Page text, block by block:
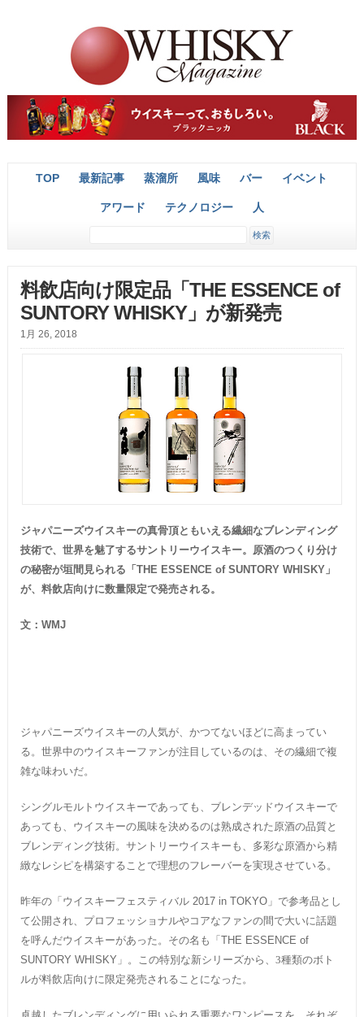
TOP 最新記事 蒸溜所 風味 バー イベント
アワード テクノロジー 人
料飲店向け限定品「THE ESSENCE of
SUNTORY WHISKY」が新発売
1月 26, 2018
ジャパニーズウイスキーの真骨頂ともいえる繊細なブレンディング
技術で、世界を魅了するサントリーウイスキー。原酒のつくり分け
の秘密が垣間見られる「 THE ESSENCE of SUNTORY WHISKY」
が、料飲店向けに数量限定で発売される。
文： WMJ
ジャパニーズウイスキーの人気が、かつてないほどに高まってい
る。世界中のウイスキーファンが注目しているのは、その繊細で複
雑な味わいだ。
シングルモルトウイスキーであっても、ブレンデッドウイスキーで
あっても、ウイスキーの風味を決めるのは熟成された原酒の品質と
ブレンディング技術。サントリーウイスキーも、多彩な原酒から精
緻なレシピを構築することで理想のフレーバーを実現させている。
昨年の「ウイスキーフェスティバル2017 in TOKYO」で参考品とし
て公開され、プロフェッショナルやコアなファンの間で大いに話題
を呼んだウイスキーがあった。その名も「 THE ESSENCE of
SUNTORY WHISKY 」。この特別な新シリーズから、3種類のボト
ルが料飲店向けに限定発売されることになった。